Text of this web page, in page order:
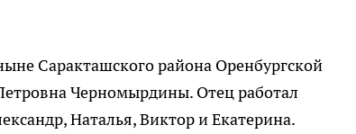
Саракташского района Оренбургской
Черномырдины. Отец работал
Наталья, Виктор и Екатерина.